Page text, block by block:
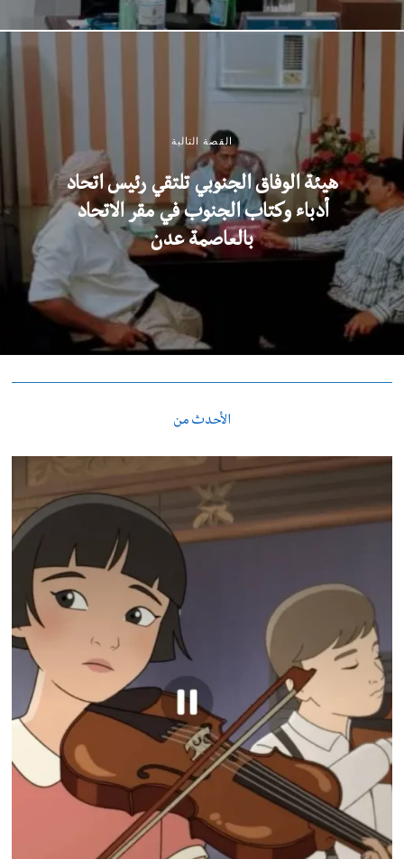
القصة التالية
هيئة الوفاق الجنوبي تلتقي رئيس اتحاد
أدباء وكتاب الجنوب في مقر الاتحاد
بالعاصمة عدن
الأحدث من